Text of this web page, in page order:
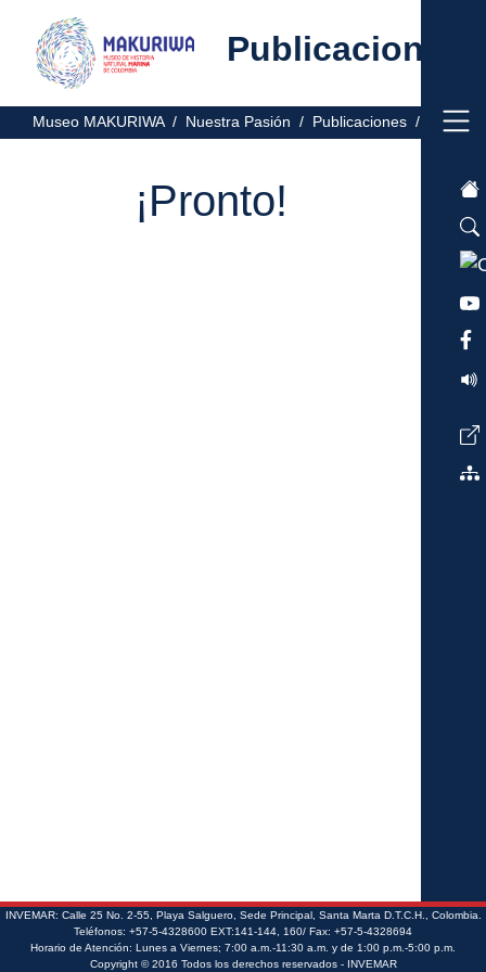
Publicaciones
Museo MAKURIWA / Nuestra Pasión / Publicaciones /
¡Pronto!
INVEMAR: Calle 25 No. 2-55, Playa Salguero, Sede Principal, Santa Marta D.T.C.H., Colombia.
Teléfonos: +57-5-4328600 EXT:141-144, 160/ Fax: +57-5-4328694
Horario de Atención: Lunes a Viernes; 7:00 a.m.-11:30 a.m. y de 1:00 p.m.-5:00 p.m.
Copyright © 2016 Todos los derechos reservados - INVEMAR